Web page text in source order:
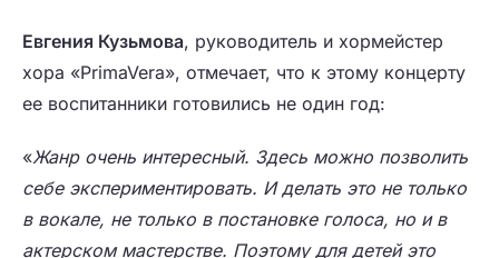
Евгения Кузьмова, руководитель и хормейстер
хора «PrimaVera», отмечает, что к этому концерту
ее воспитанники готовились не один год:
«Жанр очень интересный. Здесь можно позволить
себе экспериментировать. И делать это не только
в вокале, не только в постановке голоса, но и в
актерском мастерстве. Поэтому для детей это